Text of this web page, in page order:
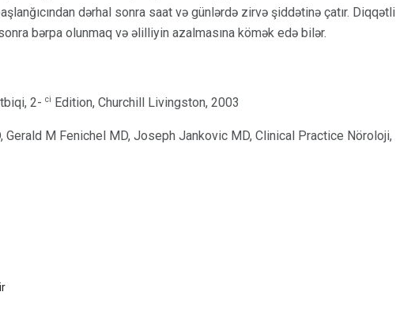
dərhal sonra saat və günlərdə zirvə şiddətinə çatır. Diqqətli
bərpa olunmaq və əlilliyin azalmasına kömək edə bilər.
2- ci Edition, Churchill Livingston, 2003
Gerald M Fenichel MD, Joseph Jankovic MD, Clinical Practice Nöroloji,